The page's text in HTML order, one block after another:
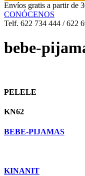
Envíos gratis a partir de
CONÓCENOS
Telf. 622 734 444 / 622
bebe-
PELELE
KN62
BEBE-PIJAMAS
KINANIT